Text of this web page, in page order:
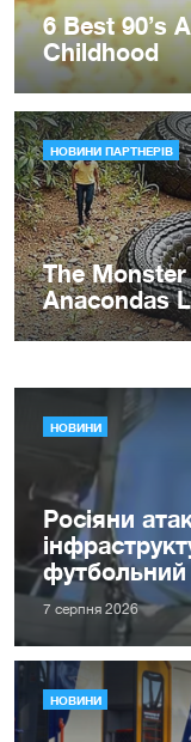
НОВИНИ
Росіяни
7 серпня 2026
НОВИНИ